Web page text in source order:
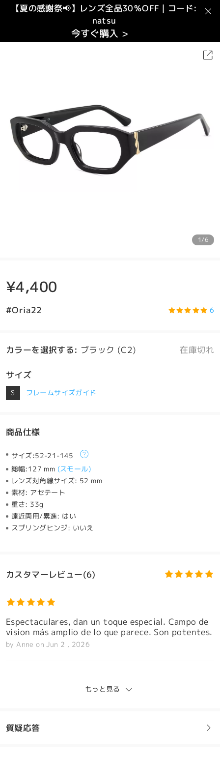
【夏の感謝祭📢】レンズ全品30％OFF｜コード:
natsu
今すぐ購入 >
1/6
¥4,400
#Oria22 6
カラーを選択する: ブラック (C2) 在庫切れ
サイズ
S フレームサイズガイド
商品仕様
サイズ:52-21-145
総幅:127 mm (スモール)
レンズ対角線サイズ: 52 mm
素材: アセテート
重さ: 33g
遠近両用/累進: はい
スプリングヒンジ: いいえ
カスタマーレビュー(6)
Espectaculares, dan un toque especial. Campo de
vision más amplio de lo que parece. Son potentes.
by Anne on Jun 2 , 2026
もっと見る
質疑応答